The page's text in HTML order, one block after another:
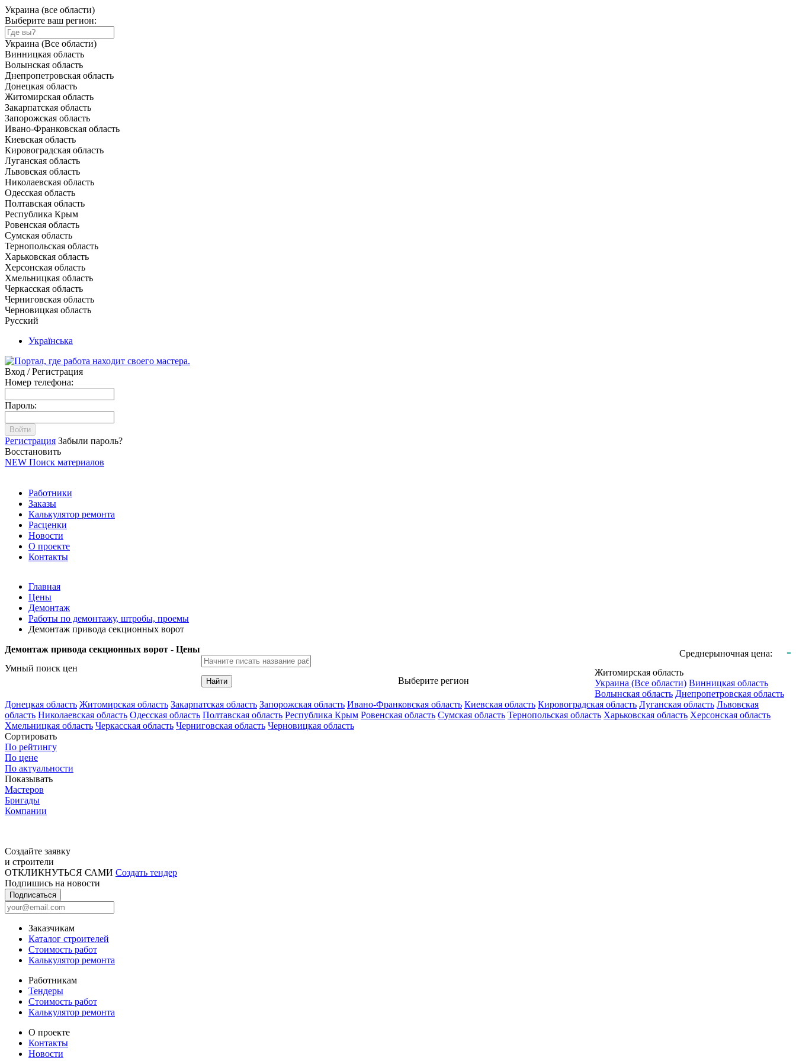
Украина (все области)
Выберите ваш регион:
Украина (Все области)
Винницкая область
Волынская область
Днепропетровская область
Донецкая область
Житомирская область
Закарпатская область
Запорожская область
Ивано-Франковская область
Киевская область
Кировоградская область
Луганская область
Львовская область
Николаевская область
Одесская область
Полтавская область
Республика Крым
Ровенская область
Сумская область
Тернопольская область
Харьковская область
Херсонская область
Хмельницкая область
Черкасская область
Черниговская область
Черновицкая область
Русский
Українська
Вход / Регистрация
Номер телефона:
Пароль:
Войти
Регистрация Забыли пароль?
Восстановить
NEW Поиск материалов
Работники
Заказы
Калькулятор ремонта
Расценки
Новости
О проекте
Контакты
Главная
Цены
Демонтаж
Работы по демонтажу, штробы, проемы
Демонтаж привода секционных ворот
Демонтаж привода секционных ворот - Цены
Среднерыночная цена: -
Умный поиск цен
Найти Выберите регион
Житомирская область
Украина (Все области) Винницкая область
Волынская область Днепропетровская область
Донецкая область Житомирская область Закарпатская область Запорожская область Ивано-Франковская область Киевская область Кировоградская область Луганская область Львовская
область Николаевская область Одесская область Полтавская область Республика Крым Ровенская область Сумская область Тернопольская область Харьковская область Херсонская область
Хмельницкая область Черкасская область Черниговская область Черновицкая область
Сортировать
По рейтингу
По цене
По актуальности
Показывать
Мастеров
Бригады
Компании
Создайте заявку
и строители
ОТКЛИКНУТЬСЯ САМИ Создать тендер
Подпишись на новости
Подписаться
Заказчикам
Каталог строителей
Стоимость работ
Калькулятор ремонта
Работникам
Тендеры
Стоимость работ
Калькулятор ремонта
О проекте
Контакты
Новости